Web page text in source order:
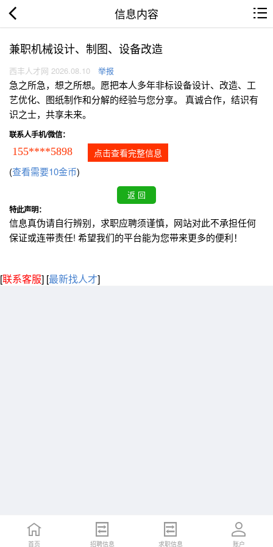
信息内容
兼职机械设计、制图、设备改造
西丰人才网 2026.08.10 举报
急之所急，想之所想。愿把本人多年非标设备设计、改造、工
艺优化、图纸制作和分解的经验与您分享。 真诚合作，结识有
识之士，共享未来。
联系人手机/微信：
155****5898 点击查看完整信息
(查看需要10金币)
特此声明：
信息真伪请自行辨别，求职应聘须谨慎，网站对此不承担任何
保证或连带责任! 希望我们的平台能为您带来更多的便利！
[联系客服] [最新找人才]
首页 招聘信息 求职信息 账户